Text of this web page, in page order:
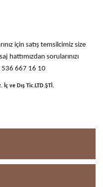
için satış temsilcimiz size
hattımızdan sorularınızı
667 16 10
ve Dış Tic.LTD.ŞTİ.